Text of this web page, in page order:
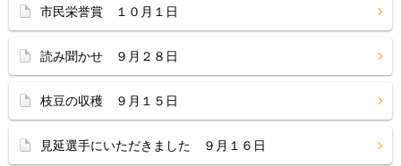
市民栄誉賞 １０月１日
読み聞かせ ９月２８日
枝豆の収穫 ９月１５日
見延選手にいただきました ９月１６日